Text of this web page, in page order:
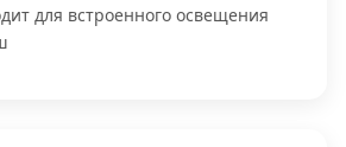
для встроенного освещения